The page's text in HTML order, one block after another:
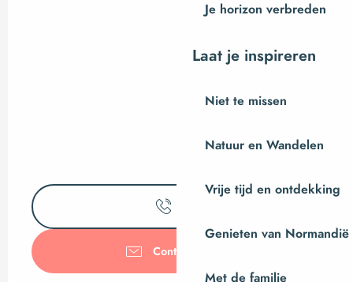
Je horizon verbreden
Laat je inspireren
Niet te missen
Natuur en Wandelen
Vrije tijd en ontdekking
Genieten van Normandië
Met de familie
Contacteer ons